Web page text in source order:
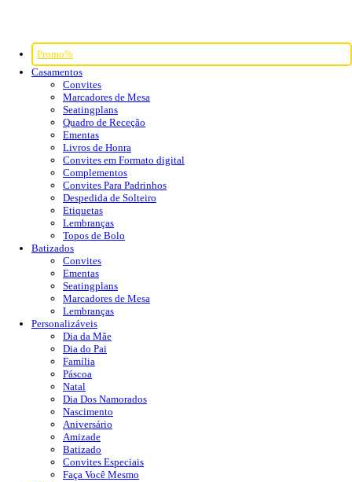
Promo%
Casamentos
Convites
Marcadores de Mesa
Seatingplans
Quadro de Receção
Ementas
Livros de Honra
Convites em Formato digital
Complementos
Convites Para Padrinhos
Despedida de Solteiro
Etiquetas
Lembranças
Topos de Bolo
Batizados
Convites
Ementas
Seatingplans
Marcadores de Mesa
Lembranças
Personalizáveis
Dia da Mãe
Dia do Pai
Família
Páscoa
Natal
Dia Dos Namorados
Nascimento
Aniversário
Amizade
Batizado
Convites Especiais
Faça Você Mesmo